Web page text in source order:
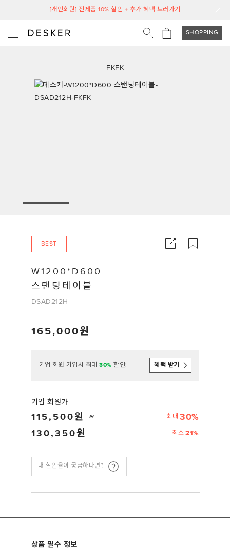
[개인회원] 전제품 10% 할인 + 추가 혜택 보러가기
SHOPPING
FKFK
W1200*D600
스탠딩테이블
DSAD212H
165,000
BEST
기업 회원 가입시 최대 30% 할인! 혜택 받기
기업 회원가
115,500 최대 30%
130,350
최소 21%
내 할인율이 궁금하다면?
상품 필수 정보